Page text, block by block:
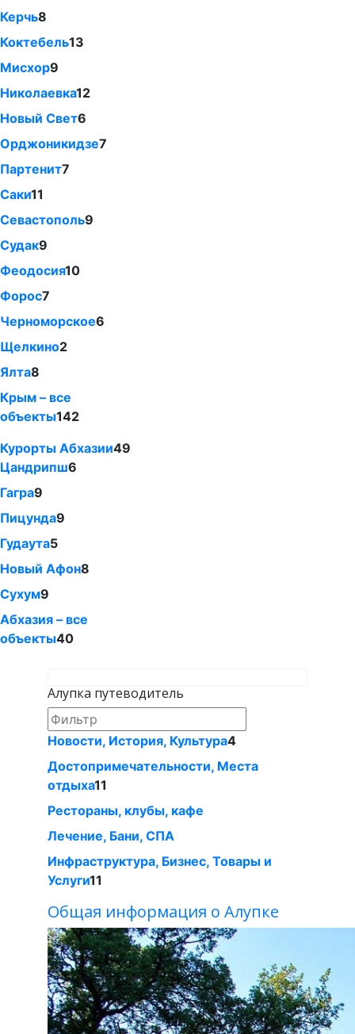
Керчь8
Коктебель13
Мисхор9
Николаевка12
Новый Свет6
Орджоникидзе7
Партенит7
Саки11
Севастополь9
Судак9
Феодосия10
Форос7
Черноморское6
Щелкино2
Ялта8
Крым – все
объекты142
Курорты Абхазии49
Цандрипш6
Гагра9
Пицунда9
Гудаута5
Новый Афон8
Сухум9
Абхазия – все
объекты40
Алупка путеводитель
Новости, История, Культура4
Достопримечательности, Места
отдыха11
Рестораны, клубы, кафе
Лечение, Бани, СПА
Инфраструктура, Бизнес, Товары и
Услуги11
Общая информация о Алупке